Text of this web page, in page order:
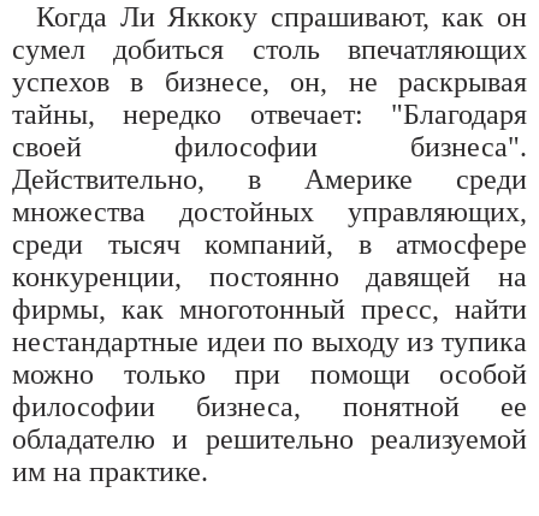
Когда Ли Яккоку спрашивают, как он
сумел добиться столь впечатляющих
успехов в бизнесе, он, не раскрывая
тайны, нередко отвечает: "Благодаря
своей философии бизнеса".
Действительно, в Америке среди
множества достойных управляющих,
среди тысяч компаний, в атмосфере
конкуренции, постоянно давящей на
фирмы, как многотонный пресс, найти
нестандартные идеи по выходу из тупика
можно только при помощи особой
философии бизнеса, понятной ее
обладателю и решительно реализуемой
им на практике.